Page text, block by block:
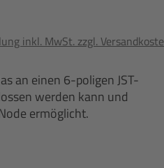
inkl. MwSt. zzgl.
an einen 6-poligen JST-
werden kann und
ermöglicht.